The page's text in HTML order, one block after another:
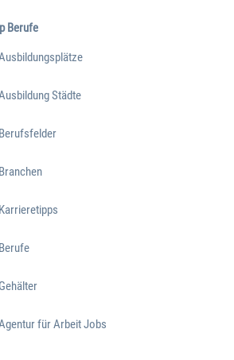
Berufe
Städte
Berufsfelder
Branchen
Karrieretipps
Berufe
Gehälter
für Arbeit Jobs